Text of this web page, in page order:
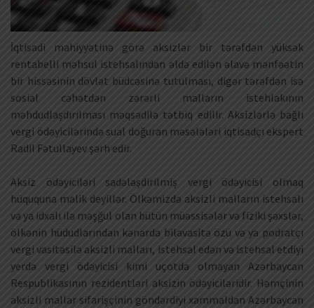
İqtisadi mahiyyətinə görə aksizlər bir tərəfdən yüksək
rentabelli məhsul istehsalından əldə edilən əlavə mənfəətin
bir hissəsinin dövlət büdcəsinə tutulması, digər tərəfdən isə
sosial cəhətdən zərərli malların istehlakının
məhdudlaşdırılması məqsədilə tətbiq edilir. Aksizlərlə bağlı
vergi ödəyicilərində sual doğuran məsələləri iqtisadçı ekspert
Radil Fətullayev şərh edir.
Aksiz ödəyiciləri sadələşdirilmiş vergi ödəyicisi olmaq
hüququna malik deyillər. Ölkəmizdə aksizli malların istehsalı
və ya idxalı ilə məşğul olan bütün müəssisələr və fiziki şəxslər,
ölkənin hüdudlarından kənarda bilavasitə özü və ya podratçı
vergi vasitəsilə aksizli malları, istehsal edən və istehsal etdiyi
yerdə vergi ödəyicisi kimi uçotda olmayan Azərbaycan
Respublikasının rezidentləri aksizin ödəyiciləridir. Həmçinin
aksizli mallar sifarişçinin göndərdiyi xammaldan Azərbaycan